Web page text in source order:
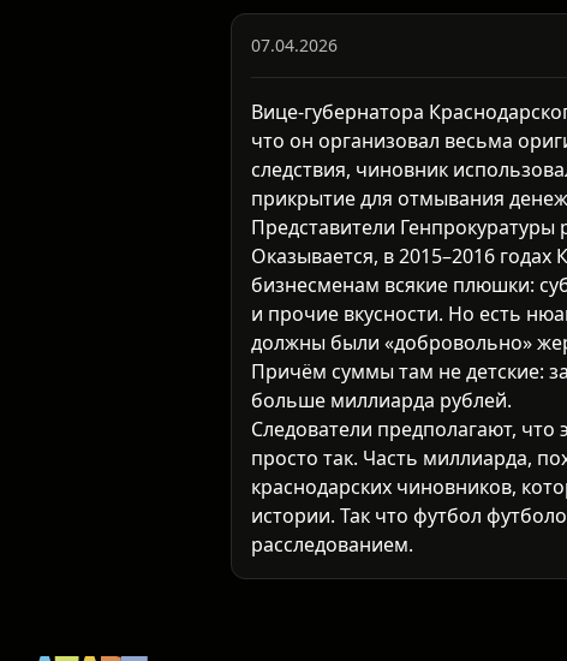
07.04.2026
Вице-губернатора
что он организовал весьма
следствия, чиновник
прикрытие для отмывания
Представители
Оказывается, в 2015–2016
бизнесменам всякие плюшки:
и прочие вкусности. Но есть
должны были «добровольно»
Причём суммы там не детские:
больше миллиарда рублей.
Следователи предполагают,
просто так. Часть миллиарда,
краснодарских чиновников,
истории. Так что футбол
расследованием.